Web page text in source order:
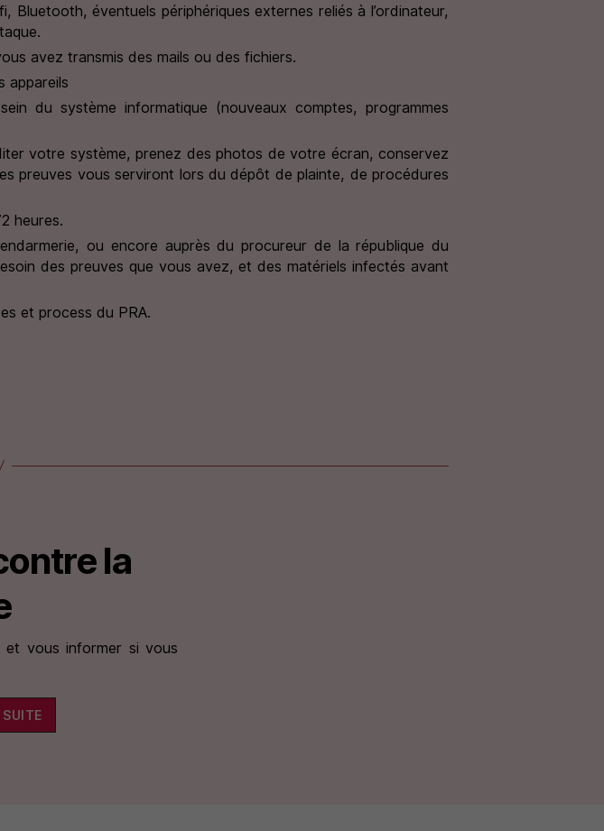
Bluetooth, éventuels périphériques externes reliés à l’ordinateur,
avez transmis des mails ou des fichiers.
appareils
du système informatique (nouveaux comptes, programmes
votre système, prenez des photos de votre écran, conservez
preuves vous serviront lors du dépôt de plainte, de procédures
heures.
ou encore auprès du procureur de la république du
des preuves que vous avez, et des matériels infectés avant
et process du PRA.
la
et vous informer si vous
SUITE